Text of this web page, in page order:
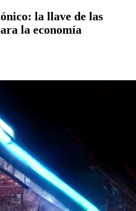
la llave de las
la economía